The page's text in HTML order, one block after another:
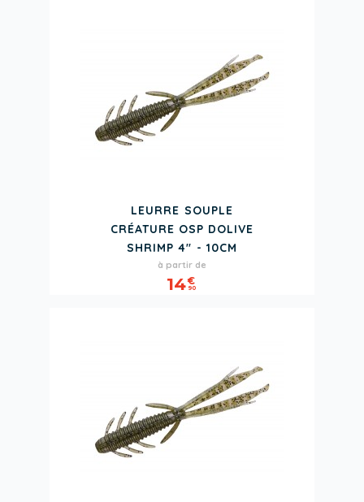
LEURRE SOUPLE
CRÉATURE OSP DOLIVE
SHRIMP 4" - 10CM
Prix
à partir de
14€
90